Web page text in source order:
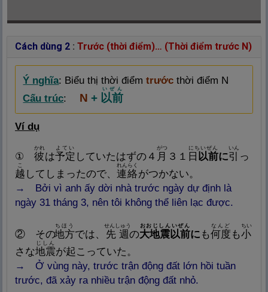
Cách dùng 2: Trước (thời điểm)… (Thời điểm trước N)
Ý nghĩa: Biểu thị thời điểmtrước thời điểm N
Cấu trúc: N + 以前
いぜん
Ví dụ
① 彼
Nghĩa: Bên kia, kẻ khác, đối
かれ
は予定
よてい
していたはずの４ 月
がつ
３１ 日 以前
にちいぜん
に引
いん
っ
越
Nghĩa: Đi qua, vượt trên, Việt
こ
してしまったので、 連絡
れんらく
がつかない。
→ Bởi vì anh ấy dời nhà trước ngày dự định là
ngày 31 tháng 3, nên tôi không thể liên lạc được.
② その地方
ちほう
では、 先 週
せんしゅう
の大地震以前
おおじしんいぜん
に も何度
なんど
も小
ちい
さな地震
じしん
が起 こっていた。
→ Ở vùng này, trước trận động đất lớn hồi tuần
trước, đã xảy ra nhiều trận động đất nhỏ.